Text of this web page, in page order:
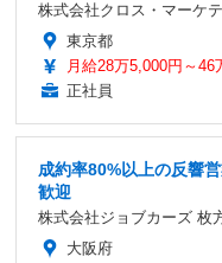
株式会社クロス・マーケ
東京都
月給28万5,000円～46
正社員
成約率80%以上の反響
歓迎
株式会社ジョブカーズ 枚
大阪府